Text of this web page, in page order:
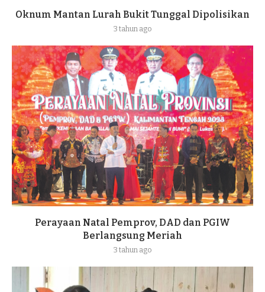
Oknum Mantan Lurah Bukit Tunggal Dipolisikan
3 tahun ago
Perayaan Natal Pemprov, DAD dan PGIW
Berlangsung Meriah
3 tahun ago